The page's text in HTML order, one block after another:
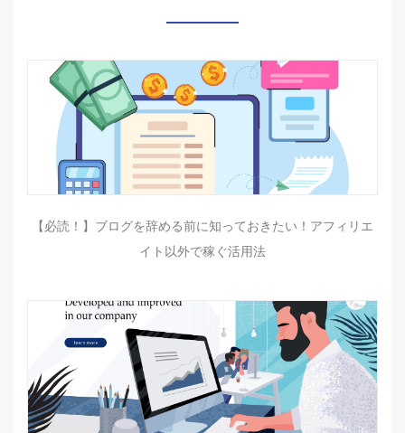
【必読！】ブログを辞める前に知っておきたい！アフィリエ
イト以外で稼ぐ活用法